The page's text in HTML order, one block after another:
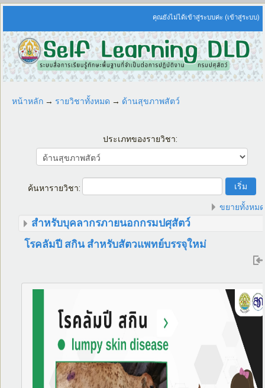
คุณยังไม่ได้เข้าสู่ระบบค่ะ (เข้าสู่ระบบ)
หน้าหลัก → รายวิชาทั้งหมด → ด้านสุขภาพสัตว์
ประเภทของรายวิชา:
ค้นหารายวิชา:
ขยายทั้งหมด
สำหรับบุคลากรภายนอกกรมปศุสัตว์
โรคลัมปี สกิน สำหรับสัตวแพทย์บรรจุใหม่